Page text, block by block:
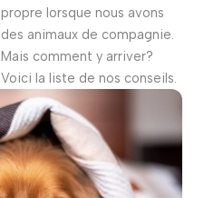
propre lorsque nous avons
des animaux de compagnie.
Mais comment y arriver?
Voici la liste de nos conseils.